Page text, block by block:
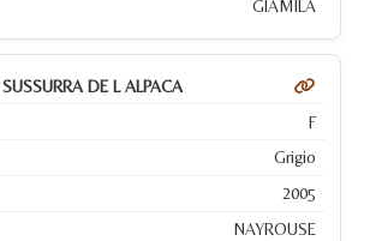
GIAMILA
SUSSURRA DE L ALPACA
F
Grigio
2005
NAYROUSE